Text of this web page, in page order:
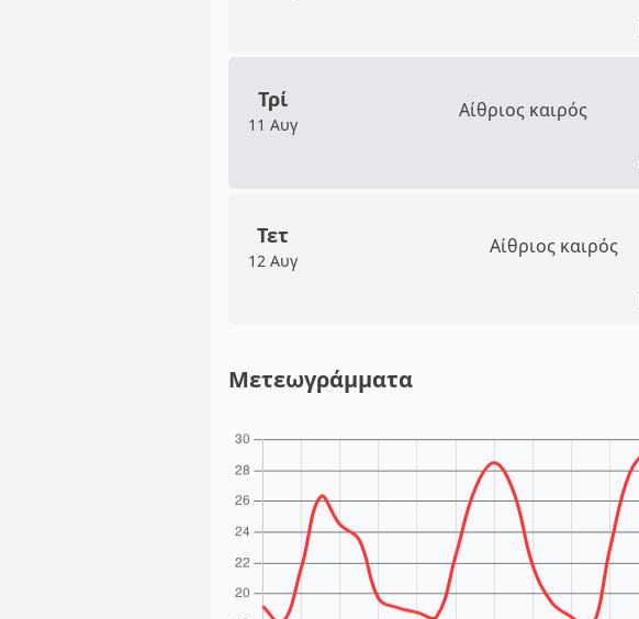
Τρί
11 Αυγ
Αίθριος καιρός
Τετ
12 Αυγ
Αίθριος καιρός
Μετεωγράμματα